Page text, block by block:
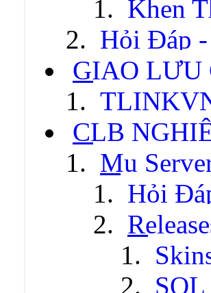
Khen
Hỏi Đáp
GIAO LƯU
CLB
Mu
Hỏi